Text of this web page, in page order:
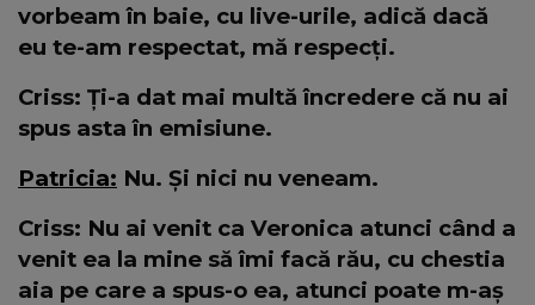
vorbeam în baie, cu live-urile, adică dacă
eu te-am respectat, mă respecți.
Criss: Ți-a dat mai multă încredere că nu ai
spus asta în emisiune.
Patricia: Nu. Și nici nu veneam.
Criss: Nu ai venit ca Veronica atunci când a
venit ea la mine să îmi facă rău, cu chestia
aia pe care a spus-o ea, atunci poate m-aș